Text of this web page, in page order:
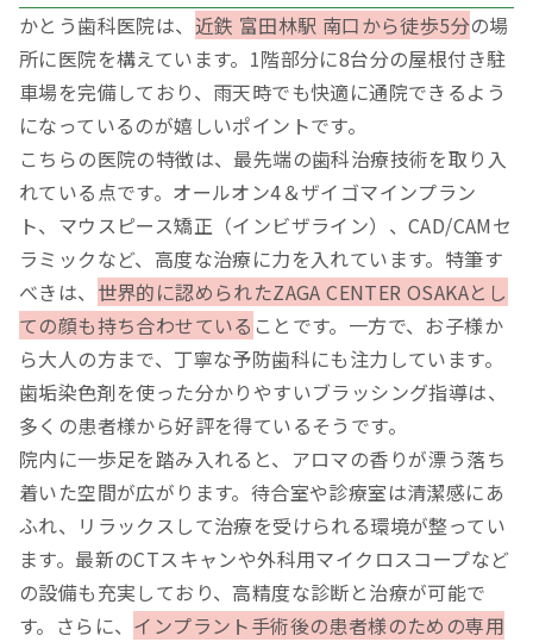
かとう歯科医院は、 近鉄 富田林駅 南口から徒歩5分の場
所に医院を構えています。1階部分に8台分の屋根付き駐
車場を完備しており、雨天時でも快適に通院できるよう
になっているのが嬉しいポイントです。
こちらの医院の特徴は、最先端の歯科治療技術を取り入
れている点です。オールオン4＆ザイゴマインプラン
ト、マウスピース矯正（インビザライン）、CAD/CAMセ
ラミックなど、高度な治療に力を入れています。特筆す
べきは、 世界的に認められたZAGA CENTER OSAKAとし
ての顔も持ち合わせている ことです。一方で、お子様か
ら大人の方まで、丁寧な予防歯科にも注力しています。
歯垢染色剤を使った分かりやすいブラッシング指導は、
多くの患者様から好評を得ているそうです。
院内に一歩足を踏み入れると、アロマの香りが漂う落ち
着いた空間が広がります。待合室や診療室は清潔感にあ
ふれ、リラックスして治療を受けられる環境が整ってい
ます。最新のCTスキャンや外科用マイクロスコープなど
の設備も充実しており、高精度な診断と治療が可能で
す。さらに、 インプラント手術後の患者様のための専用